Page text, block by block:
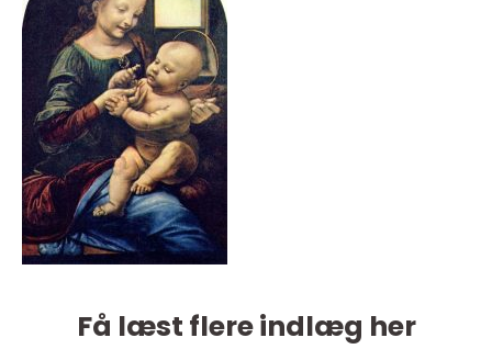
Få læst flere indlæg her